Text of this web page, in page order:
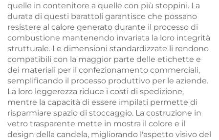
quelle in contenitore a quelle con più stoppini. La
durata di questi barattoli garantisce che possano
resistere al calore generato durante il processo di
combustione mantenendo invariata la loro integrità
strutturale. Le dimensioni standardizzate li rendono
compatibili con la maggior parte delle etichette e
dei materiali per il confezionamento commerciali,
semplificando il processo produttivo per le aziende.
La loro leggerezza riduce i costi di spedizione,
mentre la capacità di essere impilati permette di
risparmiare spazio di stoccaggio. La costruzione in
vetro trasparente mette in mostra il colore e il
design della candela, migliorando l'aspetto visivo del